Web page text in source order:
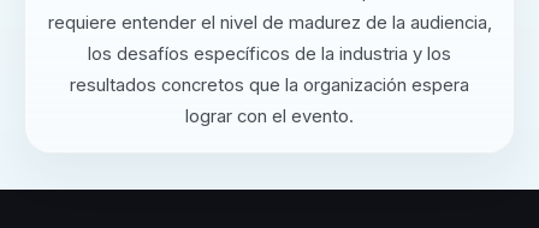
requiere entender el nivel de madurez de la audiencia,
los desafíos específicos de la industria y los
resultados concretos que la organización espera
lograr con el evento.